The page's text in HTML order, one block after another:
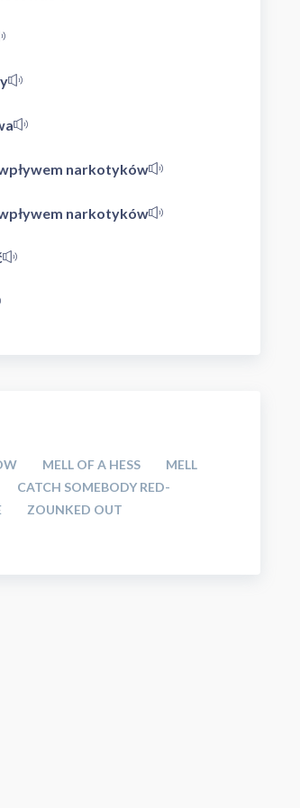
narkotyków
narkotyków
MELL OF A HESS
MELL
CATCH SOMEBODY RED-
ZOUNKED OUT